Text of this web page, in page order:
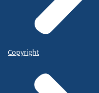
Copyright